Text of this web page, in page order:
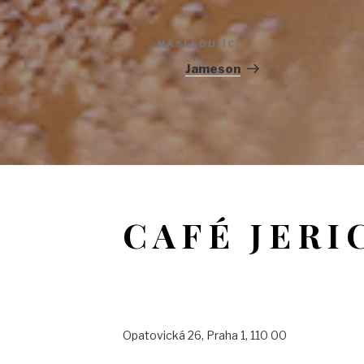
příspěvek
NÁSLEDUJÍCÍ
Jameson
CAFÉ
Opatovická 26, Praha 1, 110 00